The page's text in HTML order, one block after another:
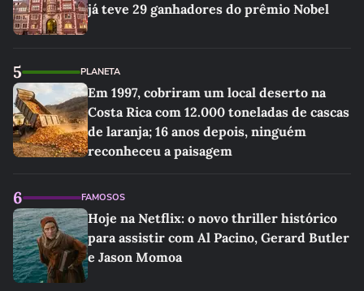
já teve 29 ganhadores do prêmio Nobel
5 PLANETA
Em 1997, cobriram um local deserto na
Costa Rica com 12.000 toneladas de cascas
de laranja; 16 anos depois, ninguém
reconheceu a paisagem
6 FAMOSOS
Hoje na Netflix: o novo thriller histórico
para assistir com Al Pacino, Gerard Butler
e Jason Momoa